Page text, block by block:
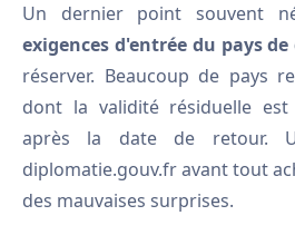
Un dernier point souvent
exigences d'entrée du pays
réserver. Beaucoup de pays
dont la validité résiduelle
après la date de retour.
diplomatie.gouv.fr avant tout
des mauvaises surprises.